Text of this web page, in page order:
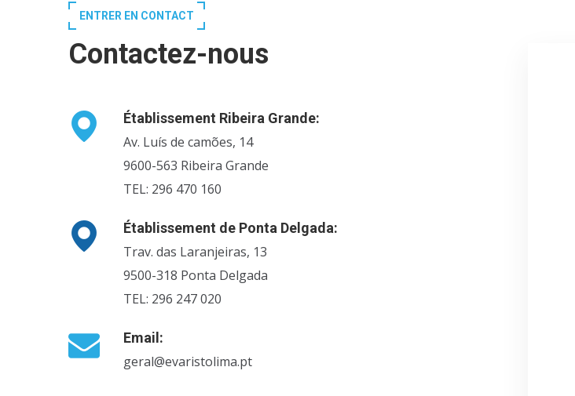
ENTRER EN CONTACT
Contactez-nous
Établissement Ribeira Grande:
Av. Luís de camões, 14
9600-563 Ribeira Grande
TEL: 296 470 160
Établissement de Ponta Delgada:
Trav. das Laranjeiras, 13
9500-318 Ponta Delgada
TEL: 296 247 020
Email:
geral@evaristolima.pt